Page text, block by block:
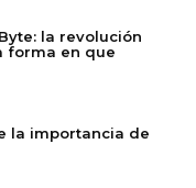
la revolución
forma en que
la importancia de